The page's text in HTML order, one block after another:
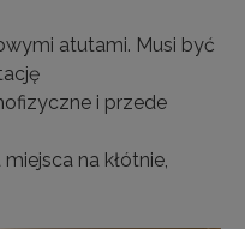
atutami. Musi być
i przede
na kłótnie,